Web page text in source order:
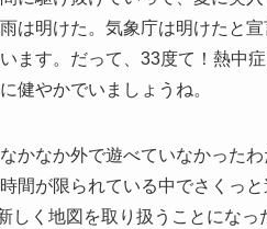
は明けた。気象庁は明けたと
ます。だって、33度て！熱中
健やかでいましょうね。
かなか外で遊べていなかった
間が限られている中でさくっと
しく地図を取り扱うことになっ